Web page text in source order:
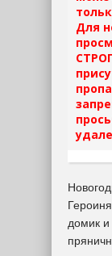
Для
домик